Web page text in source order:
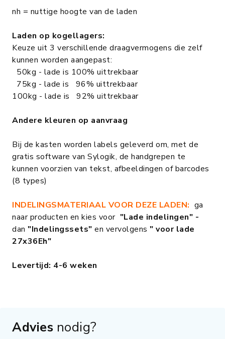
nh = nuttige hoogte van de laden
Laden op kogellagers:
Keuze uit 3 verschillende draagvermogens die zelf
kunnen worden aangepast:
50kg - lade is 100% uittrekbaar
75kg - lade is 96% uittrekbaar
100kg - lade is 92% uittrekbaar
Andere kleuren op aanvraag
Bij de kasten worden labels geleverd om, met de
gratis software van Sylogik, de handgrepen te
kunnen voorzien van tekst, afbeeldingen of barcodes
(8 types)
INDELINGSMATERIAAL VOOR DEZE LADEN: ga
naar producten en kies voor "Lade indelingen" -
dan "Indelingssets" en vervolgens " voor lade
27x36Eh"
Levertijd: 4-6 weken
Advies nodig?